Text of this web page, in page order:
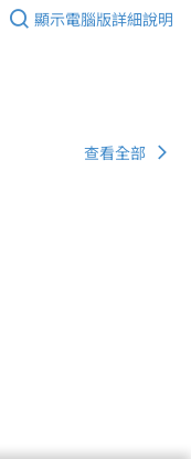
顯示電腦版詳細說明
查看全部